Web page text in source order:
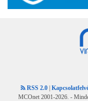
RSS 2.0
MCOnet 2001-2026. -